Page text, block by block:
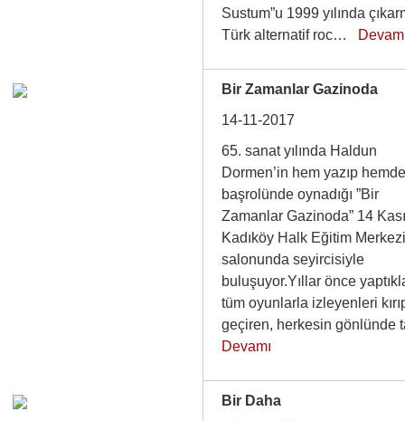
Sustum”u 1999 yılında
Türk alternatif roc…
Bir Zamanlar Gazinoda
14-11-2017
65. sanat yılında Haldun
Dormen’in hem yazıp
başrolünde oynadığı ”Bir
Zamanlar Gazinoda” 14
Kadıköy Halk Eğitim
salonunda seyircisiyle
buluşuyor.Yıllar önce
tüm oyunlarla izleyenleri
geçiren, herkesin
Devamı
Bir Daha